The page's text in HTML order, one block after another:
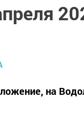
на